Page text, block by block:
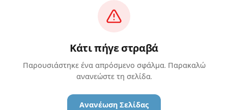
Κάτι πήγε στραβά
Παρουσιάστηκε ένα απρόσμενο σφάλμα. Παρακαλώ
ανανεώστε τη σελίδα.
Ανανέωση Σελίδας